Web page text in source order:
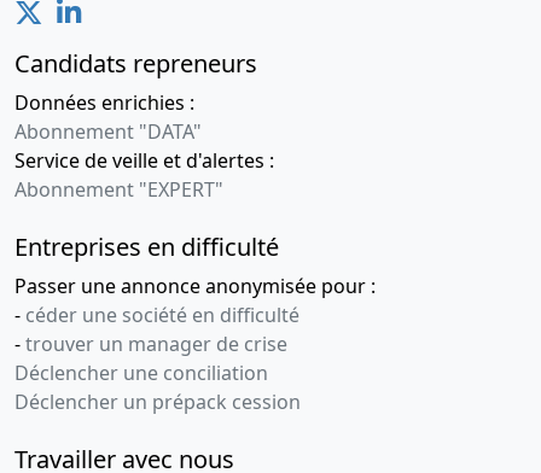
Candidats repreneurs
Données enrichies :
Abonnement "DATA"
Service de veille et d'alertes :
Abonnement "EXPERT"
Entreprises en difficulté
Passer une annonce anonymisée pour :
- céder une société en difficulté
-trouver un manager de crise
Déclencher une conciliation
Déclencher un prépack cession
Travailler avec nous